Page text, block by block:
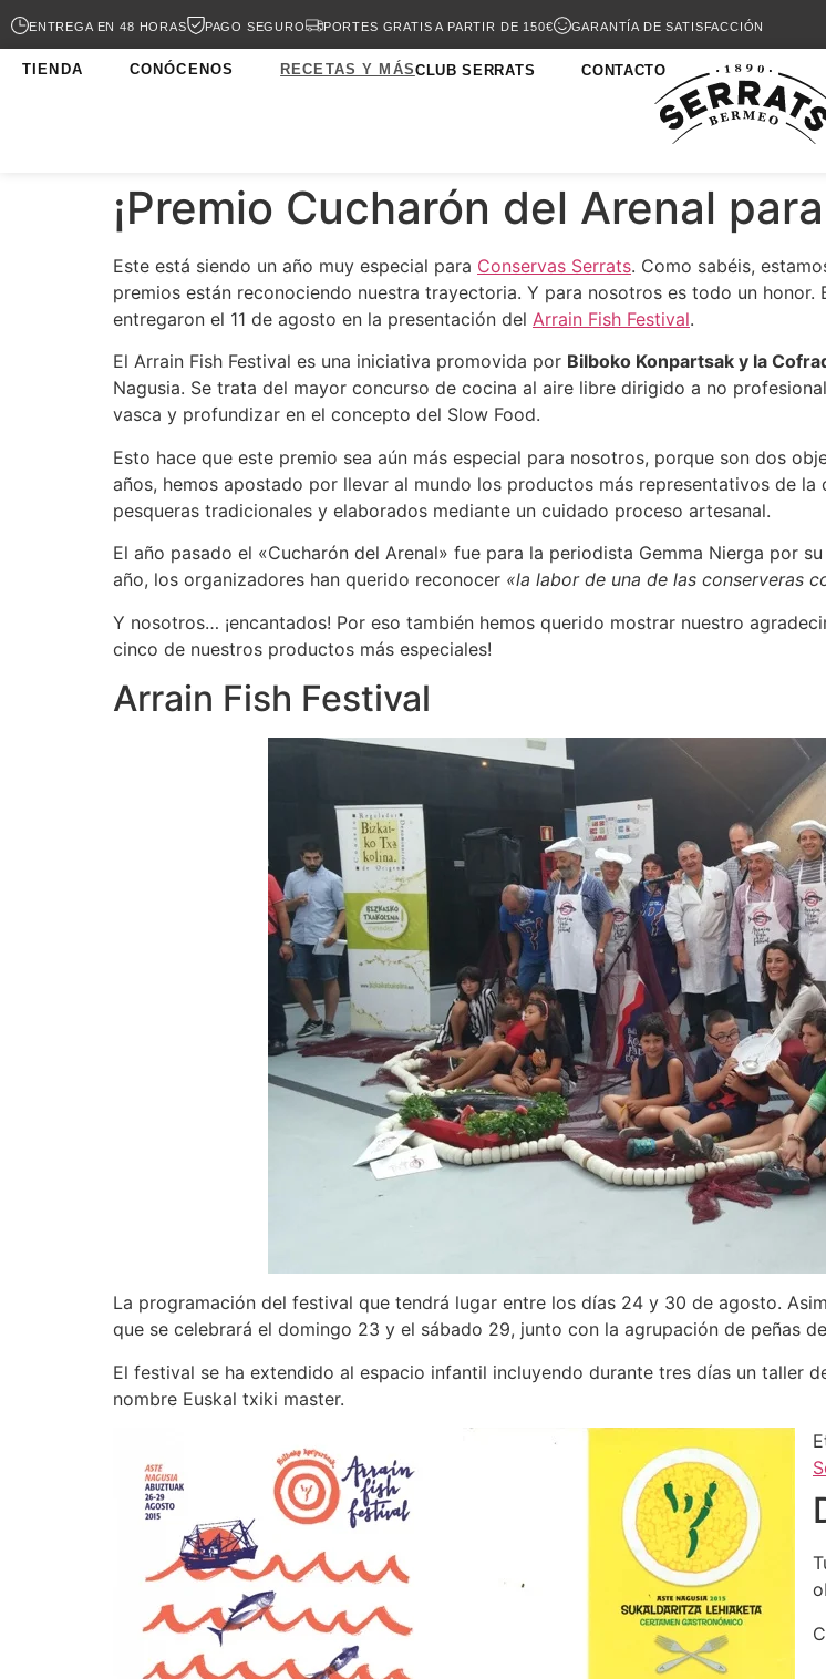
ENTREGA EN 48 HORAS PAGO SEGURO PORTES GRATIS A PARTIR DE 150€ GARANTÍA DE SATISFACCIÓN
TIENDA CONÓCENOS RECETAS Y MÁSCLUB SERRATS CONTACTO
¡Premio Cucharón del Arenal
Este está siendo un año muy especial para Conservas Serrats. Como sabéis,
premios están reconociendo nuestra trayectoria. Y para nosotros es todo un honor.
entregaron el 11 de agosto en la presentación del Arrain Fish Festival.
El Arrain Fish Festival es una iniciativa promovida por Bilboko Konpartsak y la
Nagusia. Se trata del mayor concurso de cocina al aire libre dirigido a no
vasca y profundizar en el concepto del Slow Food.
Esto hace que este premio sea aún más especial para nosotros, porque son dos
años, hemos apostado por llevar al mundo los productos más representativos de
pesqueras tradicionales y elaborados mediante un cuidado proceso artesanal.
El año pasado el «Cucharón del Arenal» fue para la periodista Gemma Nierga por
año, los organizadores han querido reconocer «la labor de una de las conserveras
Y nosotros… ¡encantados! Por eso también hemos querido mostrar nuestro
cinco de nuestros productos más especiales!
Arrain Fish Festival
La programación del festival que tendrá lugar entre los días 24 y 30 de agosto.
que se celebrará el domingo 23 y el sábado 29, junto con la agrupación de peñas
El festival se ha extendido al espacio infantil incluyendo durante tres días un taller
nombre Euskal txiki master.